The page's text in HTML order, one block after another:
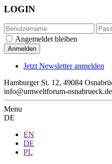
LOGIN
Angemeldet bleiben
Jetzt Newsletter anmelden
Hamburger St. 12, 49084
info@umweltforum-osnabrueck.de
Menu
DE
EN
DE
PL